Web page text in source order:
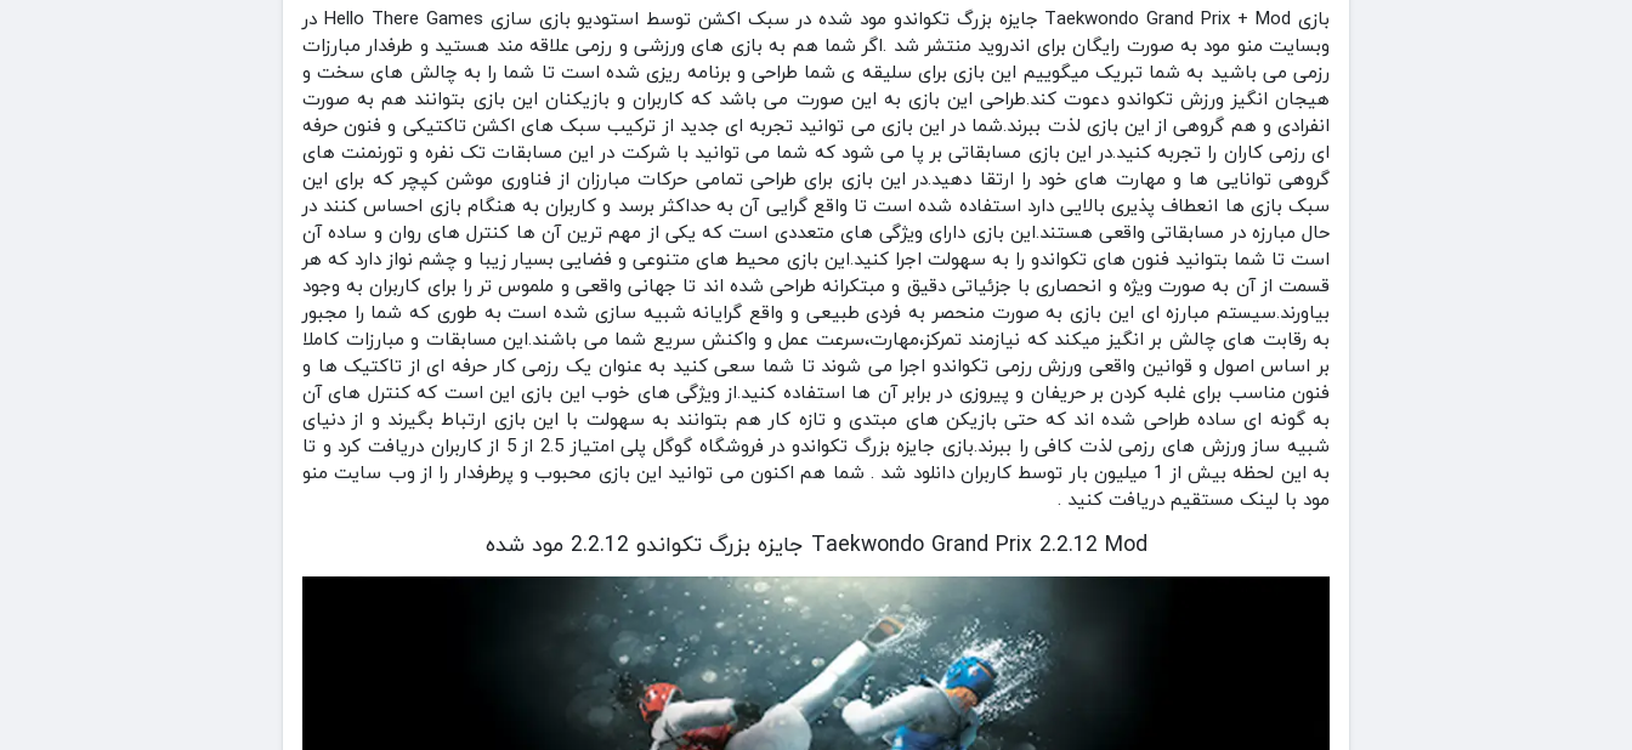
بازی Taekwondo Grand Prix + Mod جایزه بزرگ تکواندو مود شده در سبک اکشن توسط استودیو بازی سازی Hello There Games در
وبسایت منو مود به صورت رایگان برای اندروید منتشر شد .اگر شما هم به بازی های ورزشی و رزمی علاقه مند هستید و طرفدار مبارزات
رزمی می باشید به شما تبریک میگوییم این بازی برای سلیقه ی شما طراحی و برنامه ریزی شده است تا شما را به چالش های سخت و
هیجان انگیز ورزش تکواندو دعوت کند.طراحی این بازی به این صورت می باشد که کاربران و بازیکنان این بازی بتوانند هم به صورت
انفرادی و هم گروهی از این بازی لذت ببرند.شما در این بازی می توانید تجربه ای جدید از ترکیب سبک های اکشن تاکتیکی و فنون حرفه
ای رزمی کاران را تجربه کنید.در این بازی مسابقاتی بر پا می شود که شما می توانید با شرکت در این مسابقات تک نفره و تورنمنت های
گروهی توانایی ها و مهارت های خود را ارتقا دهید.در این بازی برای طراحی تمامی حرکات مبارزان از فناوری موشن کپچر که برای این
سبک بازی ها انعطاف پذیری بالایی دارد استفاده شده است تا واقع گرایی آن به حداکثر برسد و کاربران به هنگام بازی احساس کنند در
حال مبارزه در مسابقاتی واقعی هستند.این بازی دارای ویژگی های متعددی است که یکی از مهم ترین آن ها کنترل های روان و ساده آن
است تا شما بتوانید فنون های تکواندو را به سهولت اجرا کنید.این بازی محیط های متنوعی و فضایی بسیار زیبا و چشم نواز دارد که هر
قسمت از آن به صورت ویژه و انحصاری با جزئیاتی دقیق و مبتکرانه طراحی شده اند تا جهانی واقعی و ملموس تر را برای کاربران به وجود
بیاورند.سیستم مبارزه ای این بازی به صورت منحصر به فردی طبیعی و واقع گرایانه شبیه سازی شده است به طوری که شما را مجبور
به رقابت های چالش بر انگیز میکند که نیازمند تمرکز،مهارت،سرعت عمل و واکنش سریع شما می باشند.این مسابقات و مبارزات کاملا
بر اساس اصول و قوانین واقعی ورزش رزمی تکواندو اجرا می شوند تا شما سعی کنید به عنوان یک رزمی کار حرفه ای از تاکتیک ها و
فنون مناسب برای غلبه کردن بر حریفان و پیروزی در برابر آن ها استفاده کنید.از ویژگی های خوب این بازی این است که کنترل های آن
به گونه ای ساده طراحی شده اند که حتی بازیکن های مبتدی و تازه کار هم بتوانند به سهولت با این بازی ارتباط بگیرند و از دنیای
شبیه ساز ورزش های رزمی لذت کافی را ببرند.بازی جایزه بزرگ تکواندو در فروشگاه گوگل پلی امتیاز 2.5 از 5 از کاربران دریافت کرد و تا
به این لحظه بیش از 1 میلیون بار توسط کاربران دانلود شد . شما هم اکنون می توانید این بازی محبوب و پرطرفدار را از وب سایت منو
مود با لینک مستقیم دریافت کنید .
Taekwondo Grand Prix 2.2.12 Mod جایزه بزرگ تکواندو 2.2.12 مود شده